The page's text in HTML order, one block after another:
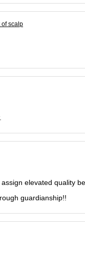
of scalp
elevated quality
guardianship!!